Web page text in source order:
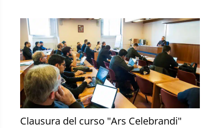
Clausura del curso "Ars Celebrandi"